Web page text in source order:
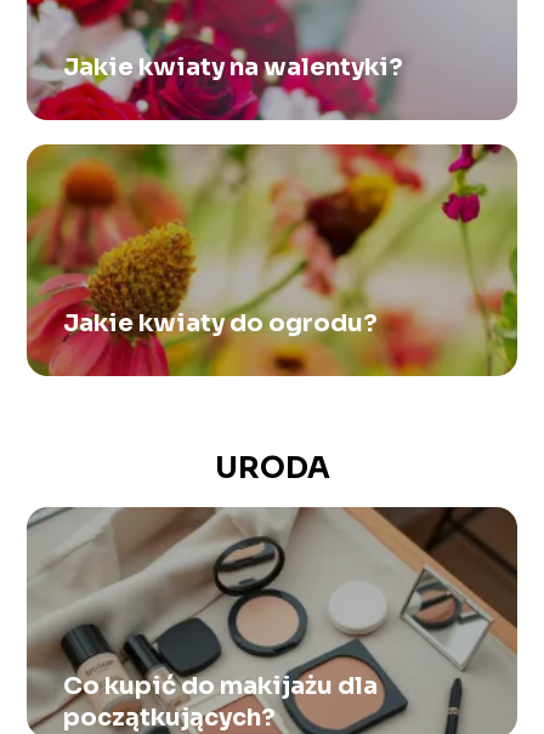
Jakie kwiaty na walentyki?
Jakie kwiaty do ogrodu?
URODA
Co kupić do makijażu dla
początkujących?